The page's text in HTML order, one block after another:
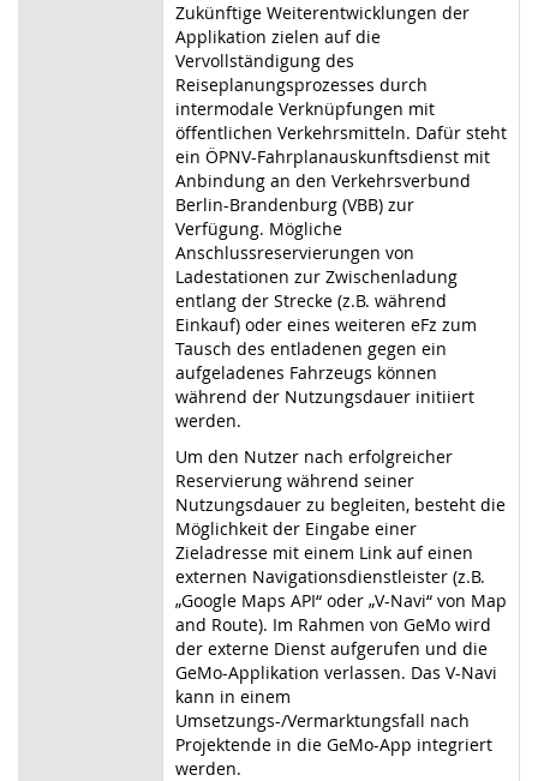
Zukünftige Weiterentwicklungen der
Applikation zielen auf die
Vervollständigung des
Reiseplanungsprozesses durch
intermodale Verknüpfungen mit
öffentlichen Verkehrsmitteln. Dafür steht
ein ÖPNV-Fahrplanauskunftsdienst mit
Anbindung an den Verkehrsverbund
Berlin-Brandenburg (VBB) zur
Verfügung. Mögliche
Anschlussreservierungen von
Ladestationen zur Zwischenladung
entlang der Strecke (z.B. während
Einkauf) oder eines weiteren eFz zum
Tausch des entladenen gegen ein
aufgeladenes Fahrzeugs können
während der Nutzungsdauer initiiert
werden.
Um den Nutzer nach erfolgreicher
Reservierung während seiner
Nutzungsdauer zu begleiten, besteht die
Möglichkeit der Eingabe einer
Zieladresse mit einem Link auf einen
externen Navigationsdienstleister (z.B.
„Google Maps API“ oder „V-Navi“ von Map
and Route). Im Rahmen von GeMo wird
der externe Dienst aufgerufen und die
GeMo-Applikation verlassen. Das V-Navi
kann in einem
Umsetzungs-/Vermarktungsfall nach
Projektende in die GeMo-App integriert
werden.